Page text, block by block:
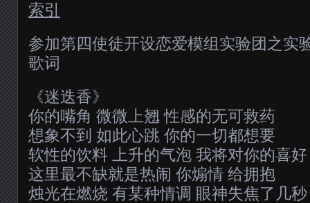
索引
参加第四使徒开设恋爱模组实验团之
歌词
《迷迭香》
你的嘴角 微微上翘 性感的无可救药
想象不到 如此心跳 你的一切都想要
软性的饮料 上升的气泡 我将对你的喜
这里最不缺就是热闹 你煽情 给拥抱
烛光在燃烧 有某种情调 眼神失焦了几